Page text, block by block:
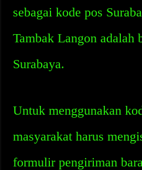
sebagai kode pos
Tambak Langon adalah
Surabaya.
Untuk menggunakan
masyarakat harus
formulir pengiriman